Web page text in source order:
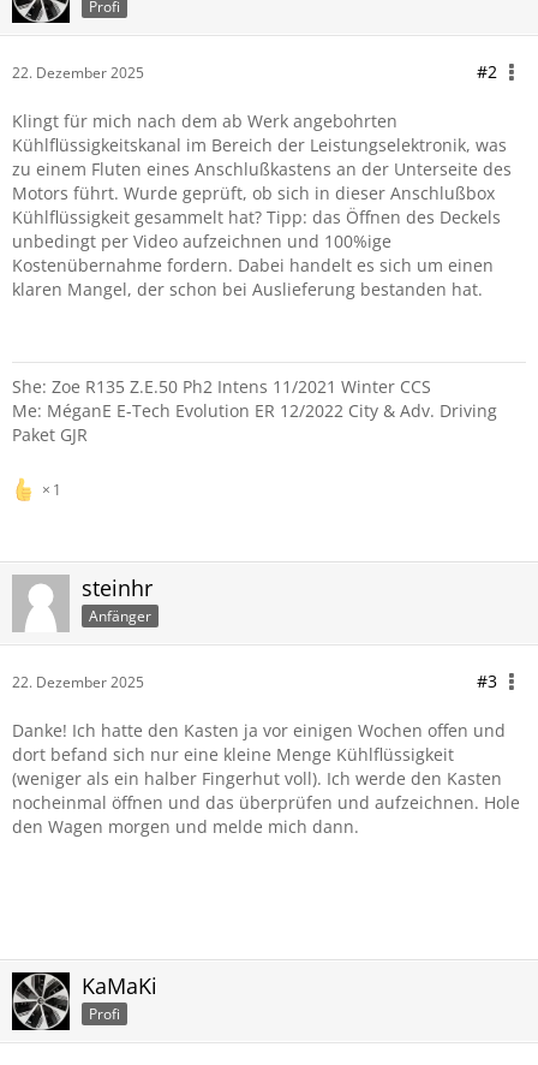
Profi
22. Dezember 2025 #2
Klingt für mich nach dem ab Werk angebohrten
Kühlflüssigkeitskanal im Bereich der Leistungselektronik, was
zu einem Fluten eines Anschlußkastens an der Unterseite des
Motors führt. Wurde geprüft, ob sich in dieser Anschlußbox
Kühlflüssigkeit gesammelt hat? Tipp: das Öffnen des Deckels
unbedingt per Video aufzeichnen und 100%ige
Kostenübernahme fordern. Dabei handelt es sich um einen
klaren Mangel, der schon bei Auslieferung bestanden hat.
She: Zoe R135 Z.E.50 Ph2 Intens 11/2021 Winter CCS
Me: MéganE E-Tech Evolution ER 12/2022 City & Adv. Driving
Paket GJR
1
steinhr
Anfänger
22. Dezember 2025 #3
Danke! Ich hatte den Kasten ja vor einigen Wochen offen und
dort befand sich nur eine kleine Menge Kühlflüssigkeit
(weniger als ein halber Fingerhut voll). Ich werde den Kasten
nocheinmal öffnen und das überprüfen und aufzeichnen. Hole
den Wagen morgen und melde mich dann.
KaMaKi
Profi